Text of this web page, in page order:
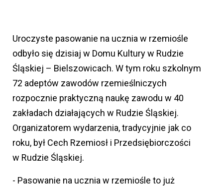
Uroczyste pasowanie na ucznia w rzemiośle
odbyło się dzisiaj w Domu Kultury w Rudzie
Śląskiej – Bielszowicach. W tym roku szkolnym
72 adeptów zawodów rzemieślniczych
rozpocznie praktyczną naukę zawodu w 40
zakładach działających w Rudzie Śląskiej.
Organizatorem wydarzenia, tradycyjnie jak co
roku, był Cech Rzemiosł i Przedsiębiorczości
w Rudzie Śląskiej.
- Pasowanie na ucznia w rzemiośle to już